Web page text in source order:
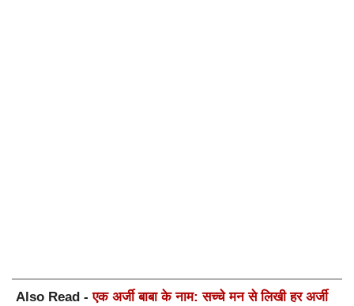
Also Read -एक अर्जी बाबा के नाम: सच्चे मन से लिखी हर अर्जी